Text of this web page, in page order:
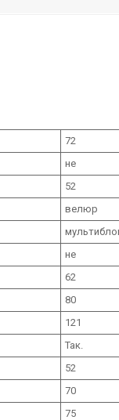
72
не
52
велюр
не
62
80
121
Так.
52
70
75